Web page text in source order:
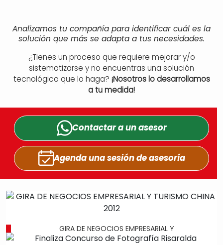
Analizamos tu compañía para identificar cuál es la
solución que más se adapta a tus necesidades.
¿Tienes un proceso que requiere mejorar y/o
sistematizarse y no encuentras una solución
tecnológica que lo haga? ¡Nosotros lo desarrollamos
a tu medida!
Contactar a unasesor
Agenda una sesiónde asesoría
GIRA DE NEGOCIOS EMPRESARIAL Y